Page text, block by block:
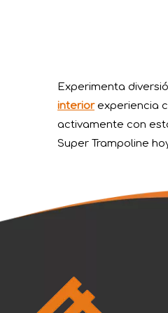
Acerca de la
Experimenta
interiorexperiencia
activamente con
Super Trampoline